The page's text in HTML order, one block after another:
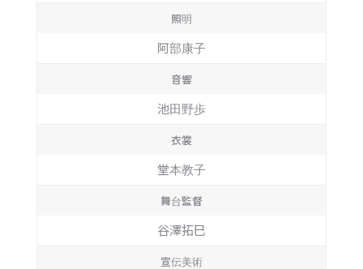
照明
阿部康子
音響
池田野歩
衣裳
堂本教子
舞台監督
谷澤拓巳
宣伝美術